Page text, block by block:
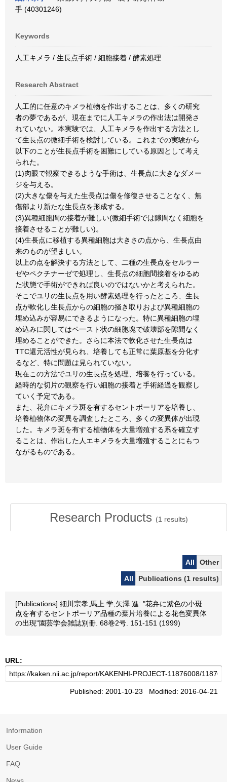
手 (40301246)
Keywords
人工キメラ / 生長点手術 / 細胞接着 / 酵素処理
Research Abstract
人工的に任意のキメラ植物を作出することは、多くの研究
者の夢であるが、現在までに人工キメラの作出法は開発さ
れていない。本実験では、人工キメラを作出する方法とし
て生長点の微細手術を検討している。これまでの実験から
以下のことが生長点手術を困難にしている原因として考え
られた。
(1)肉眼で観察できるような手術は、生長点に大きなダメー
ジを与える。
(2)大きな傷を与えた生長点は傷を修復させることなく、無
傷部より新たな生長点を形成する。
(3)異種細胞間の接着が難しい(微細手術では隙間なく細胞を
接着させることが難しい)。
(4)生長点に移植する異種細胞は大きさの点から、生長点由
来のものが望ましい。
以上の点を解決する方法として、二種の生長点をセルラー
ゼやペクチナーゼで処理し、生長点の細胞間接着をゆるめ
た状態で手術ができれば良いのではないかと考えられた。
そこでユリの生長点を用い酵素処理を行ったところ、生長
点が軟化し生長点からの細胞の掻き取りおよび異種細胞の
埋め込みが容易にできるようになった。特に異種細胞の埋
め込みに関してはペ一スト状の細胞塊で破壊部を隙間なく
埋めることができた。さらに本法で軟化させた生長点は
TTC還元活性が見られ、培養しても正常に葉原基を分化す
るなど、特に問題は見られていない。
現在この方法でユリの生長点を処理、培養を行っている。
経時的な切片の観察を行い細胞の接着と手術経過を観察し
ていく予定である。
また、花弁にキメラ斑を有するセントポーリアを培養し、
培養植物体の変異を調査したところ、多くの変異体が出現
した。キメラ斑を有する植物体を大量増殖する系を確立す
ることは、作出した人エキメラを大量増殖することにもつ
ながるものである。
Research Products (1 results)
All
Other
All
Publications (1 results)
[Publications] 細川宗孝,馬上 学,矢澤 進: "花弁に紫色の小斑
点を有するセントポーリア品種の葉片培養による花色変異体
の出現"園芸学会雑誌別冊. 68巻2号. 151-151 (1999)
URL:
Published: 2001-10-23 Modified: 2016-04-21
Information
User Guide
FAQ